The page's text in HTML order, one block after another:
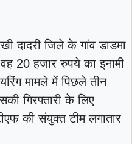
दादरी जिले के गांव डाडमा
20 हजार रुपये का इनामी
मामले में पिछले तीन
गिरफ्तारी के लिए
की संयुक्त टीम लगातार